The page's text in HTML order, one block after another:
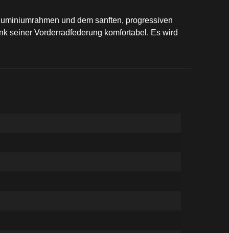
und dem sanften, progressiven
seiner Vorderradfederung komfortabel. Es wird